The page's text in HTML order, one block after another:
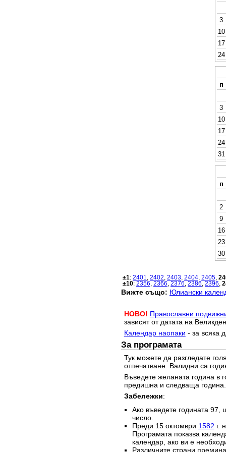
3
10
17
24
п
3
10
17
24
31
п
2
9
16
23
30
±1: 2401 2402 2403 2404 2405
±10: 2356 2366 2376 2386 2396
Вижте също: Юлиански
НОВО! Православни
зависят от датата на
Календар наопаки - за всяка
За програмата
Тук можете да разгледате
отпечатване. Валидни са
Въведете желаната година в
предишна и следваща година.
Забележки:
Ако въведете годината
число.
Преди 15 октомври 1582 г.
Програмата показва
календар, ако ви е
Различните страни